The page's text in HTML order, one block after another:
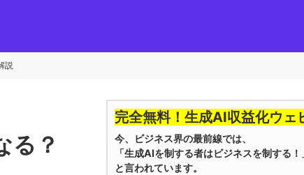
説
る？
完全無料！生成AI収益化ウェ
今、ビジネス界の最前線では、
「生成AIを制する者はビジネスを制する！
と言われています。